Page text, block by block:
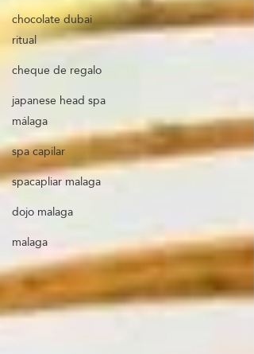
chocolate dubai
ritual
cheque de regalo
japanese head spa
málaga
spa capilar
spacapliar malaga
dojo malaga
malaga